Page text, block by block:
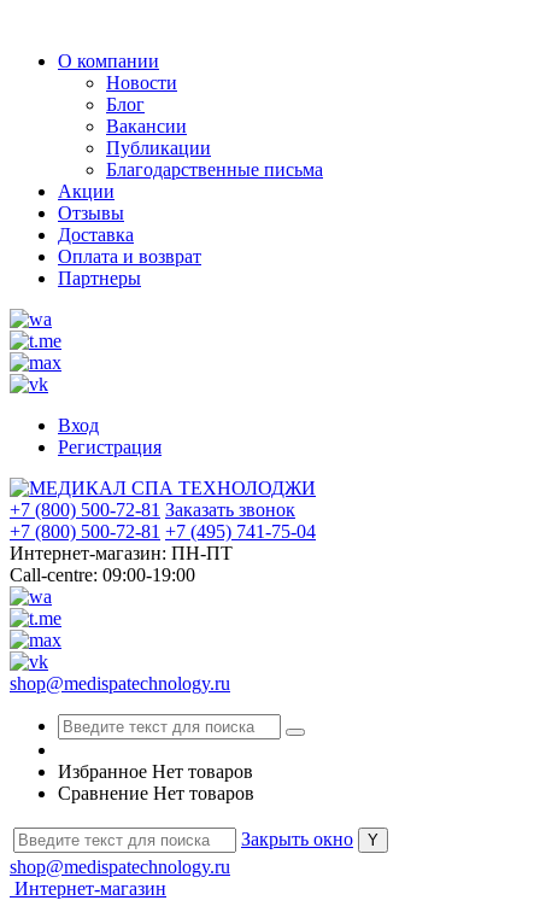
О компании
Новости
Блог
Вакансии
Публикации
Благодарственные письма
Акции
Отзывы
Доставка
Оплата и возврат
Партнеры
Вход
Регистрация
+7 (800) 500-72-81 Заказать звонок
+7 (800) 500-72-81 +7 (495) 741-75-04
Интернет-магазин: ПН-ПТ
Call-centre: 09:00-19:00
shop@medispatechnology.ru
Избранное Нет товаров
Сравнение Нет товаров
Закрыть окно
shop@medispatechnology.ru
Интернет-магазин